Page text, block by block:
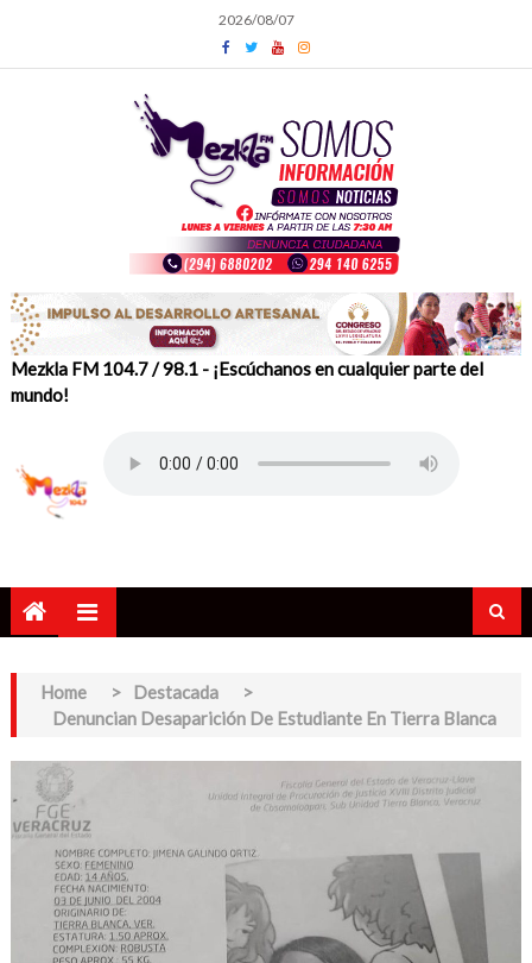
content
2026/08/07
Mezkla FM 104.7 / 98.1 - ¡Escúchanos en cualquier parte del
mundo!
Home > Destacada
>
Denuncian Desaparición De Estudiante En Tierra Blanca